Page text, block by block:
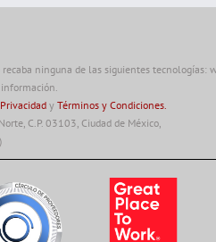
ninguna de las siguientes tecnologías:
y Términos y Condiciones.
C.P. 03103, Ciudad de México,